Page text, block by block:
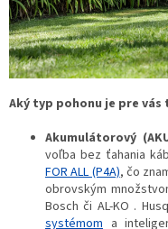
Aký typ pohonu je pre vás
Akumulátorový
voľba bez ťahania
FOR ALL (P4A), čo
obrovským
Bosch či AL-KO .
systémom a